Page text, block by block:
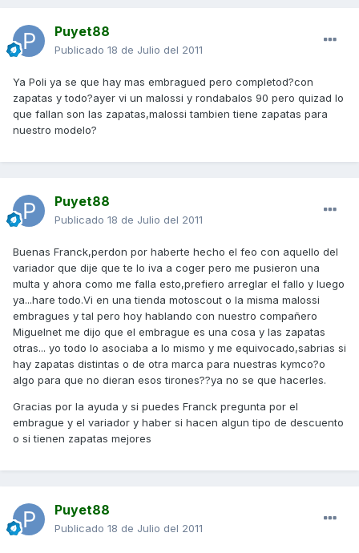
Puyet88
Publicado 18 de Julio del 2011
Ya Poli ya se que hay mas embragued pero completod?con
zapatas y todo?ayer vi un malossi y rondabalos 90 pero quizad lo
que fallan son las zapatas,malossi tambien tiene zapatas para
nuestro modelo?
Puyet88
Publicado 18 de Julio del 2011
Buenas Franck,perdon por haberte hecho el feo con aquello del
variador que dije que te lo iva a coger pero me pusieron una
multa y ahora como me falla esto,prefiero arreglar el fallo y luego
ya...hare todo.Vi en una tienda motoscout o la misma malossi
embragues y tal pero hoy hablando con nuestro compañero
Miguelnet me dijo que el embrague es una cosa y las zapatas
otras... yo todo lo asociaba a lo mismo y me equivocado,sabrias si
hay zapatas distintas o de otra marca para nuestras kymco?o
algo para que no dieran esos tirones??ya no se que hacerles.
Gracias por la ayuda y si puedes Franck pregunta por el
embrague y el variador y haber si hacen algun tipo de descuento
o si tienen zapatas mejores
Puyet88
Publicado 18 de Julio del 2011